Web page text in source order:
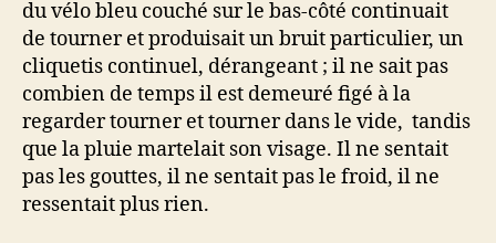
du vélo bleu couché sur le bas-côté continuait
de tourner et produisait un bruit particulier, un
cliquetis continuel, dérangeant ; il ne sait pas
combien de temps il est demeuré figé à la
regarder tourner et tourner dans le vide, tandis
que la pluie martelait son visage. Il ne sentait
pas les gouttes, il ne sentait pas le froid, il ne
ressentait plus rien.